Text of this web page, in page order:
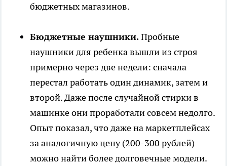
бюджетных магазинов.
Бюджетные наушники.Пробные
наушники для ребенка вышли из строя
примерно через две недели: сначала
перестал работать один динамик, затем и
второй. Даже после случайной стирки в
машинке они проработали совсем недолго.
Опыт показал, что даже на маркетплейсах
за аналогичную цену (200-300 рублей)
можно найти более долговечные модели.